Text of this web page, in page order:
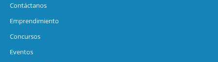
Contáctanos
Emprendimiento
Concursos
Eventos